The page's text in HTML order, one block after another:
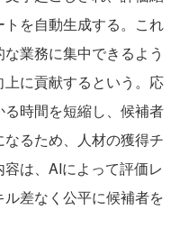
を自動生成する。これ
業務に集中できるよう
に貢献するという。応
時間を短縮し、候補者
るため、人材の獲得チ
は、AIによって評価レ
差なく公平に候補者を